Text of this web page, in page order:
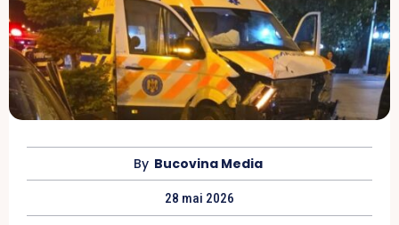
By Bucovina Media
28 mai 2026